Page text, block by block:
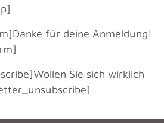
für deine Anmeldung!
Sie sich wirklich